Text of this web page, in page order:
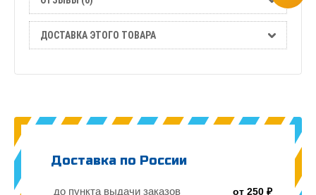
ДОСТАВКА ЭТОГО ТОВАРА
Доставка по России
до пункта выдачи заказов от 250 ₽